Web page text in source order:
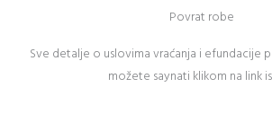
Povrat robe
Sve detalje o uslovima vraćanja i efundacije
možete saynati klikom na link